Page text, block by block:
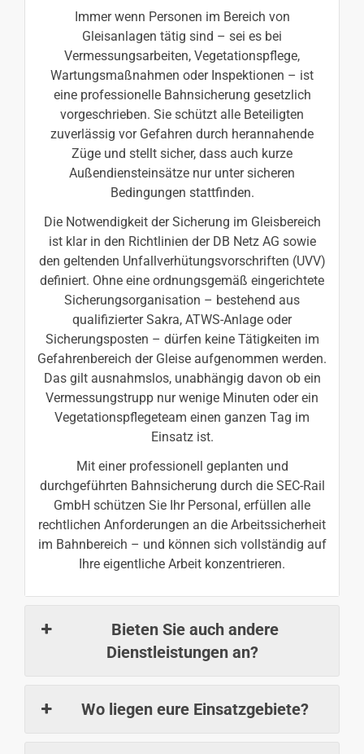
Immer wenn Personen im Bereich von
Gleisanlagen tätig sind – sei es bei
Vermessungsarbeiten, Vegetationspflege,
Wartungsmaßnahmen oder Inspektionen – ist
eine professionelle Bahnsicherung gesetzlich
vorgeschrieben. Sie schützt alle Beteiligten
zuverlässig vor Gefahren durch herannahende
Züge und stellt sicher, dass auch kurze
Außendiensteinsätze nur unter sicheren
Bedingungen stattfinden.
Die Notwendigkeit der Sicherung im Gleisbereich
ist klar in den Richtlinien der DB Netz AG sowie
den geltenden Unfallverhütungsvorschriften (UVV)
definiert. Ohne eine ordnungsgemäß eingerichtete
Sicherungsorganisation – bestehend aus
qualifizierter Sakra, ATWS-Anlage oder
Sicherungsposten – dürfen keine Tätigkeiten im
Gefahrenbereich der Gleise aufgenommen werden.
Das gilt ausnahmslos, unabhängig davon ob ein
Vermessungstrupp nur wenige Minuten oder ein
Vegetationspflegeteam einen ganzen Tag im
Einsatz ist.
Mit einer professionell geplanten und
durchgeführten Bahnsicherung durch die SEC-Rail
GmbH schützen Sie Ihr Personal, erfüllen alle
rechtlichen Anforderungen an die Arbeitssicherheit
im Bahnbereich – und können sich vollständig auf
Ihre eigentliche Arbeit konzentrieren.
Bieten Sie auch andere
Dienstleistungen an?
Wo liegen eure Einsatzgebiete?